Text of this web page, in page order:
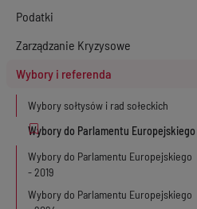
Podatki
Zarządzanie Kryzysowe
Wybory i referenda
Wybory sołtysów i rad sołeckich
Wybory do Parlamentu Europejskiego
- 2019
Wybory do Parlamentu Europejskiego